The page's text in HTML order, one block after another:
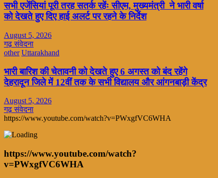
सभी एजेंसियां पूरी तरह सतर्क रहेंः सीएम, मुख्यमंत्री ने भारी वर्षा
को देखते हुए दिए हाई अलर्ट पर रहने के निर्देश
August 5, 2026
गढ़ संवेदना
other Uttarakhand
भारी बारिश की चेतावनी को देखते हुए 6 अगस्त को बंद रहेंगे
देहरादून जिले में 12वीं तक के सभी विद्यालय और आंगनबाड़ी केंद्र
August 5, 2026
गढ़ संवेदना
https://www.youtube.com/watch?v=PWxgfVC6WHA
https://www.youtube.com/watch?
v=PWxgfVC6WHA